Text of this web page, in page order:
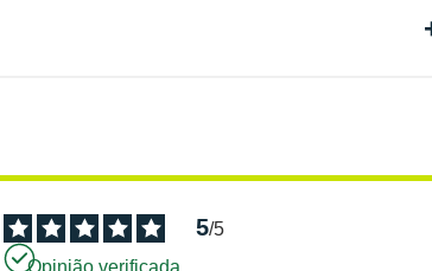
5/5